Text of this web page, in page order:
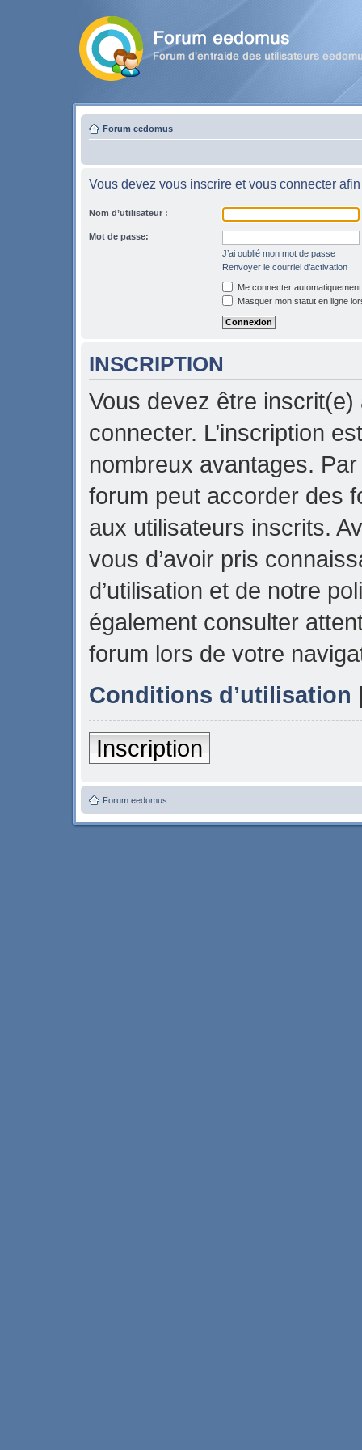
Forum eedomus
Vous devez vous inscrire et vous connecter
Nom d’utilisateur :
Mot de passe:
J’ai oublié mon mot de passe
Renvoyer le courriel d’activation
Me connecter
Masquer mon statut en ligne
INSCRIPTION
Vous devez être
connecter. L’inscription
nombreux avantages.
forum peut accorder des
aux utilisateurs inscrits.
vous d’avoir pris
d’utilisation et de notre
également consulter
forum lors de votre
Conditions d’utilisation
Inscription
Forum eedomus